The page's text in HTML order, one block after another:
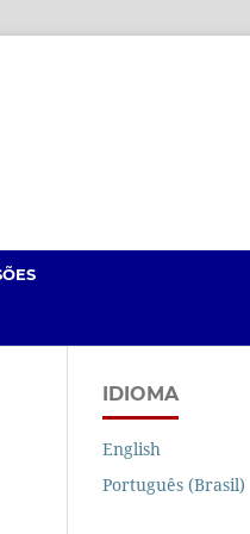
IDIOMA
English
Português (Brasil)